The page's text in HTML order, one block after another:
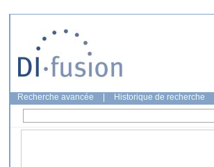
Recherche avancée Historique de recherche